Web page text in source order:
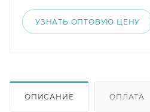
УЗНАТЬ ОПТОВУЮ ЦЕНУ
ОПИСАНИЕ ОПЛАТА